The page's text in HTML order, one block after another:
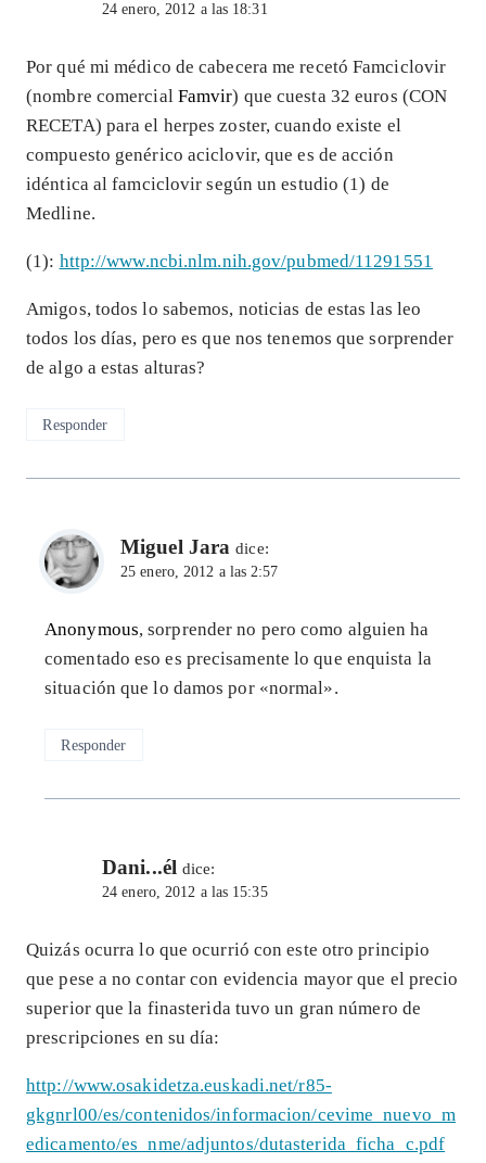
24 enero, 2012 a las 18:31
Por qué mi médico de cabecera me recetó Famciclovir
(nombre comercial Famvir) que cuesta 32 euros (CON
RECETA) para el herpes zoster, cuando existe el
compuesto genérico aciclovir, que es de acción
idéntica al famciclovir según un estudio (1) de
Medline.
(1): http://www.ncbi.nlm.nih.gov/pubmed/11291551
Amigos, todos lo sabemos, noticias de estas las leo
todos los días, pero es que nos tenemos que sorprender
de algo a estas alturas?
Responder
Miguel Jara dice:
25 enero, 2012 a las 2:57
Anonymous, sorprender no pero como alguien ha
comentado eso es precisamente lo que enquista la
situación que lo damos por «normal».
Responder
Dani...él dice:
24 enero, 2012 a las 15:35
Quizás ocurra lo que ocurrió con este otro principio
que pese a no contar con evidencia mayor que el precio
superior que la finasterida tuvo un gran número de
prescripciones en su día:
http://www.osakidetza.euskadi.net/r85-
gkgnrl00/es/contenidos/informacion/cevime_nuevo_m
edicamento/es_nme/adjuntos/dutasterida_ficha_c.pdf